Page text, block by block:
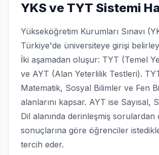
YKS ve TYT Sistemi
Yükseköğretim Kurumları Sınavı
Türkiye'de üniversiteye girişi
İki aşamadan oluşur: TYT (Temel
ve AYT (Alan Yeterlilik Testleri).
Matematik, Sosyal Bilimler ve Fen
alanlarını kapsar. AYT ise Sayısal,
Dil alanında derinleşmiş sorulardan
sonuçlarına göre öğrenciler
tercih eder.